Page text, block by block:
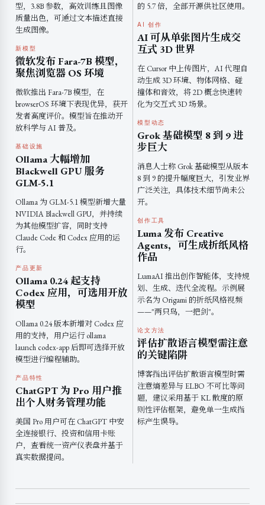
型，3.8B 参数，高效训练且图像
质量出色，可通过文本描述直接
生成图像。
新模型
微软发布 Fara-7B 模型，
聚焦浏览器 OS 环境
微软推出 Fara-7B 模型，在
browserOS 环境下表现优异，获开
发者高度评价。模型旨在推动开
放科学与 AI 普及。
基础设施
Ollama 大幅增加
Blackwell GPU 服务
GLM-5.1
Ollama 为 GLM-5.1 模型新增大量
NVIDIA Blackwell GPU，并持续
为其他模型扩容，同时支持
Claude Code 和 Codex 应用的运
行。
产品更新
Ollama 0.24 起支持
Codex 应用，可选用开放
模型
Ollama 0.24 版本新增对 Codex 应
用的支持，用户运行 ollama
launch codex-app 后即可选择开放
模型进行编程辅助。
产品特性
ChatGPT 为 Pro 用户推
出个人财务管理功能
美国 Pro 用户可在 ChatGPT 中安
全连接银行、投资和信用卡账
户，查看统一资产仪表盘并基于
真实数据提问。
的 5.7 倍，全部开源供社区使用。
AI 创作
AI 可从单张图片生成交
互式 3D 世界
在 Cursor 中上传图片，AI 代理自
动生成 3D 环境、物体网格、碰
撞体和音效，将 2D 概念快速转
化为交互式 3D 场景。
模型动态
Grok 基础模型 8 到 9 进
步巨大
消息人士称 Grok 基础模型从版本
8 到 9 的提升幅度巨大，引发业界
广泛关注，具体技术细节尚未公
开。
创作工具
Luma 发布 Creative
Agents，可生成折纸风格
作品
LumaAI 推出创作智能体，支持规
划、生成、迭代全流程。示例展
示名为 Origami 的折纸风格视频
——"两只鸟，一把剑"。
论文方法
评估扩散语言模型需注意
的关键陷阱
博客指出评估扩散语言模型时需
注意熵差异与 ELBO 不可比等问
题，建议采用基于 KL 散度的原
则性评估框架，避免单一生成指
标产生误导。